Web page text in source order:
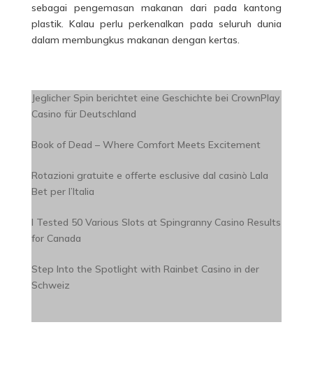
sebagai pengemasan makanan dari pada kantong
plastik. Kalau perlu perkenalkan pada seluruh dunia
dalam membungkus makanan dengan kertas.
Jeglicher Spin berichtet eine Geschichte bei CrownPlay
Casino für Deutschland
Book of Dead – Where Comfort Meets Excitement
Rotazioni gratuite e offerte esclusive dal casinò Lala
Bet per l’Italia
I Tested 50 Various Slots at Spingranny Casino Results
for Canada
Step Into the Spotlight with Rainbet Casino in der
Schweiz